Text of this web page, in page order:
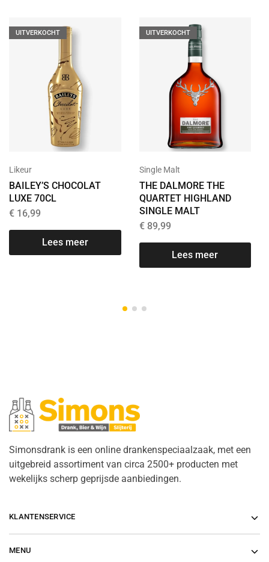
UITVERKOCHT
Likeur
BAILEY’S CHOCOLAT
LUXE 70CL
€ 16,99
Lees meer
UITVERKOCHT
Single Malt
THE DALMORE THE
QUARTET HIGHLAND
SINGLE MALT
€89,99
Lees meer
Simonsdrank is een online drankenspeciaalzaak, met een
uitgebreid assortiment van circa 2500+ producten met
wekelijks scherp geprijsde aanbiedingen.
KLANTENSERVICE
MENU